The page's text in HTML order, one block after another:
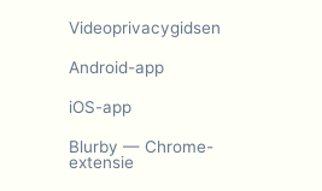
Videoprivacygidsen
Android-app
iOS-app
Blurby — Chrome-
extensie